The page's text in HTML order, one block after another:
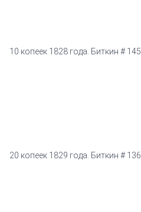
10 копеек 1828 года. Биткин # 145
20 копеек 1829 года. Биткин # 136